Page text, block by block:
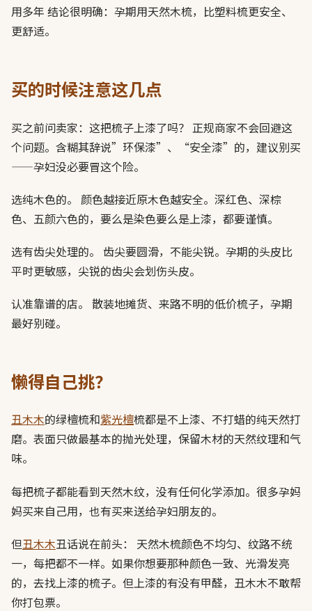
用多年 结论很明确：孕期用天然木梳，比塑料梳更安全、
更舒适。
买的时候注意这几点
买之前问卖家：这把梳子上漆了吗？ 正规商家不会回避这
个问题。含糊其辞说”环保漆”、“安全漆”的，建议别买
——孕妇没必要冒这个险。
选纯木色的。 颜色越接近原木色越安全。深红色、深棕
色、五颜六色的，要么是染色要么是上漆，都要谨慎。
选有齿尖处理的。 齿尖要圆滑，不能尖锐。孕期的头皮比
平时更敏感，尖锐的齿尖会划伤头皮。
认准靠谱的店。 散装地摊货、来路不明的低价梳子，孕期
最好别碰。
懒得自己挑？
丑木木的绿檀梳和紫光檀梳都是不上漆、不打蜡的纯天然打
磨。表面只做最基本的抛光处理，保留木材的天然纹理和气
味。
每把梳子都能看到天然木纹，没有任何化学添加。很多孕妈
妈买来自己用，也有买来送给孕妇朋友的。
但丑木木丑话说在前头： 天然木梳颜色不均匀、纹路不统
一，每把都不一样。如果你想要那种颜色一致、光滑发亮
的，去找上漆的梳子。但上漆的有没有甲醛，丑木木不敢帮
你打包票。